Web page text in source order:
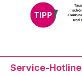
Service-Hotline